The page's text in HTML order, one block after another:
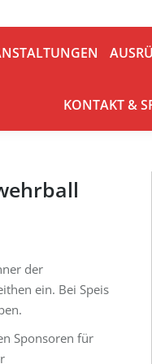
KONTAKT &
der
ein. Bei Speis
Sponsoren für